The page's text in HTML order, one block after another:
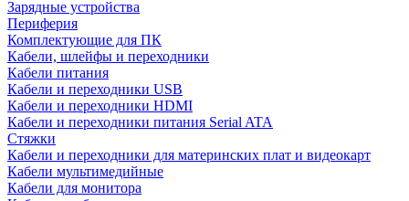
Зарядные устройства
Периферия
Комплектующие для ПК
Кабели, шлейфы и переходники
Кабели питания
Кабели и переходники USB
Кабели и переходники HDMI
Кабели и переходники питания Serial ATA
Стяжки
Кабели и переходники для материнских плат и видеокарт
Кабели мультимедийные
Кабели для монитора